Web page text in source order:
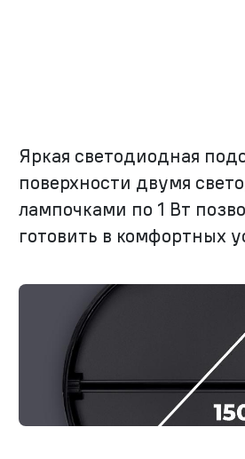
Яркая светодиодная
поверхности двумя
лампочками по 1 Вт
готовить в комфортных